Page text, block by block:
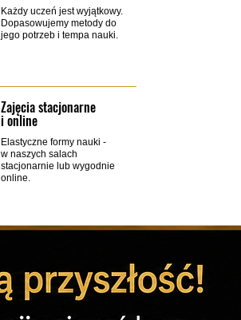
​Każdy uczeń jest wyjątkowy.
Dopasowujemy metody do
jego potrzeb i tempa nauki.
Zajęcia stacjonarne
i online
​Elastyczne formy nauki -
w naszych salach
stacjonarnie lub wygodnie
online.